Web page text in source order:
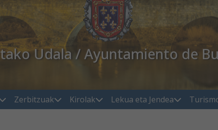
Udala / Ayuntamiento de
Zerbitzuak Kirolak Lekua eta Jendea